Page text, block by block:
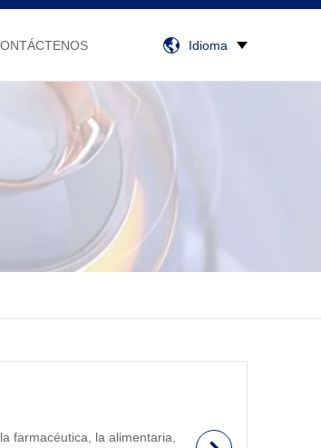
Idioma
farmacéutica, la alimentaria,